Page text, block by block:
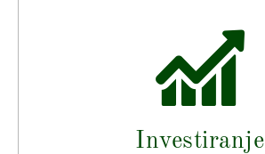
Investiranje